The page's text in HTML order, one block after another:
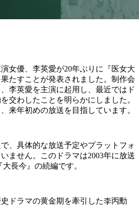
女優、李英愛が20年ぶりに『医女大
たすことが発表されました。制作会
李英愛を主演に起用し、最近ではド
交わしたことを明らかにしました。
来年初めの放送を目指しています。
で、具体的な放送予定やプラットフォ
ません。このドラマは2003年に放送
長今』の続編です。
史ドラマの黄金期を牽引した李丙勳